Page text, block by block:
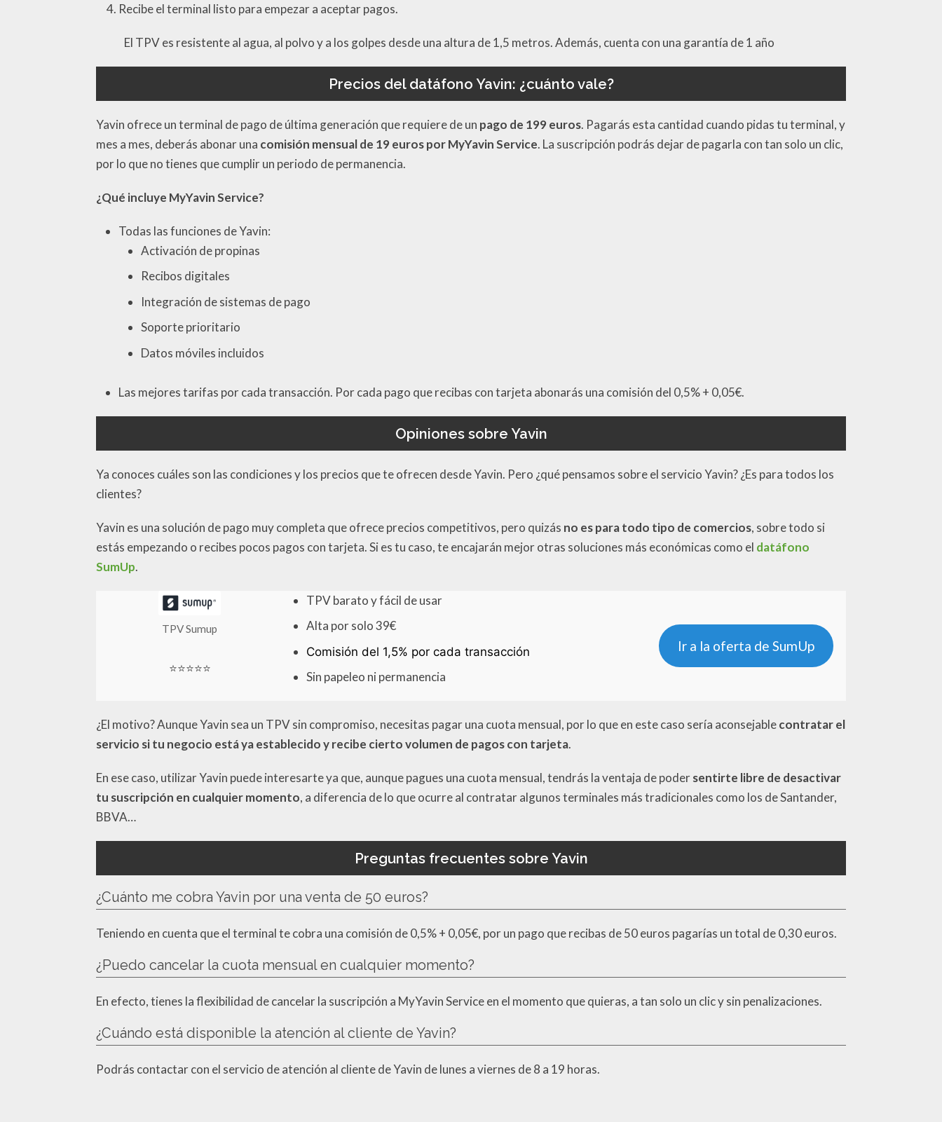
Recibe el terminal listo para empezar a aceptar pagos.
El TPV es resistente al agua, al polvo y a los golpes desde una altura de 1,5 metros. Además, cuenta con una garantía de 1 año
Precios del datáfono Yavin: ¿cuánto vale?
Yavin ofrece un terminal de pago de última generación que requiere de un pago de 199 euros. Pagarás esta cantidad cuando pidas tu terminal, y
mes a mes, deberás abonar una comisión mensual de 19 euros por MyYavin Service. La suscripción podrás dejar de pagarla con tan solo un clic,
por lo que no tienes que cumplir un periodo de permanencia.
¿Qué incluye MyYavin Service?
Todas las funciones de Yavin:
Activación de propinas
Recibos digitales
Integración de sistemas de pago
Soporte prioritario
Datos móviles incluidos
Las mejores tarifas por cada transacción. Por cada pago que recibas con tarjeta abonarás una comisión del 0,5% + 0,05€.
Opiniones sobre Yavin
Ya conoces cuáles son las condiciones y los precios que te ofrecen desde Yavin. Pero ¿qué pensamos sobre el servicio Yavin? ¿Es para todos los
clientes?
Yavin es una solución de pago muy completa que ofrece precios competitivos, pero quizás no es para todo tipo de comercios, sobre todo si
estás empezando o recibes pocos pagos con tarjeta. Si es tu caso, te encajarán mejor otras soluciones más económicas como el datáfono
SumUp.
TPV Sumup
⭐⭐⭐⭐⭐
TPV barato y fácil de usar
Alta por solo 39€
Comisión del 1,5% por cada transacción
Sin papeleo ni permanencia
Ir a la oferta de SumUp
¿El motivo? Aunque Yavin sea un TPV sin compromiso, necesitas pagar una cuota mensual, por lo que en este caso sería aconsejablecontratar el
servicio si tu negocio está ya establecido y recibe cierto volumen de pagos con tarjeta.
En ese caso, utilizar Yavin puede interesarte ya que, aunque pagues una cuota mensual, tendrás la ventaja de podersentirte libre de desactivar
tu suscripción en cualquier momento, a diferencia de lo que ocurre al contratar algunos terminales más tradicionales como los de Santander,
BBVA…
Preguntas frecuentes sobre Yavin
¿Cuánto me cobra Yavin por una venta de 50 euros?
Teniendo en cuenta que el terminal te cobra una comisión de 0,5% + 0,05€, por un pago que recibas de 50 euros pagarías un total de 0,30 euros.
¿Puedo cancelar la cuota mensual en cualquier momento?
En efecto, tienes la flexibilidad de cancelar la suscripción a MyYavin Service en el momento que quieras, a tan solo un clic y sin penalizaciones.
¿Cuándo está disponible la atención al cliente de Yavin?
Podrás contactar con el servicio de atención al cliente de Yavin de lunes a viernes de 8 a 19 horas.